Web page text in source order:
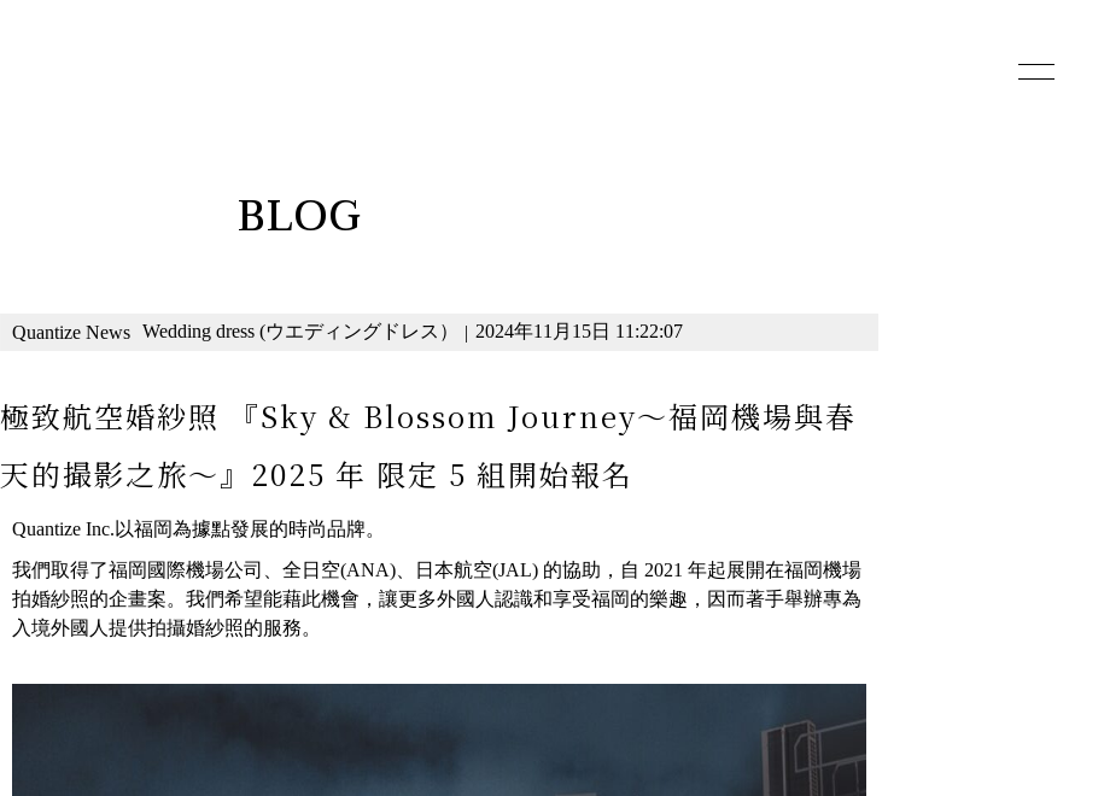
BLOG
Quantize News Wedding dress (ウエディングドレス） | 2024年11月15日 11:22:07
極致航空婚紗照 『Sky & Blossom Journey〜福岡機場與春
天的撮影之旅〜』2025 年 限定 5 組開始報名
Quantize Inc.以福岡為據點發展的時尚品牌。
我們取得了福岡國際機場公司、全日空(ANA)、日本航空(JAL) 的協助，自 2021 年起展開在福岡機場
拍婚紗照的企畫案。我們希望能藉此機會，讓更多外國人認識和享受福岡的樂趣，因而著手舉辦專為
入境外國人提供拍攝婚紗照的服務。